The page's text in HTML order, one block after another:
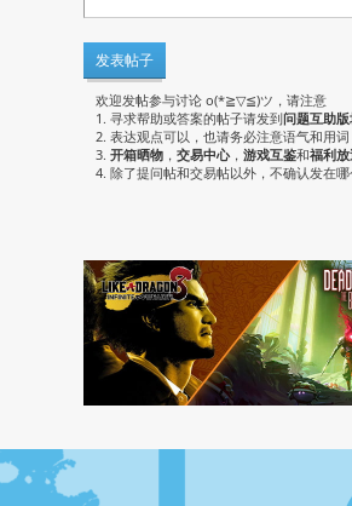
发表帖子
欢迎发帖参与讨论 o(*≧▽≦)ツ，请注意
1. 寻求帮助或答案的帖子请发到问题互助
2. 表达观点可以，也请务必注意语气和用
3. 开箱晒物 ， 交易中心， 游戏互鉴和福利
4. 除了提问帖和交易帖以外，不确认发在